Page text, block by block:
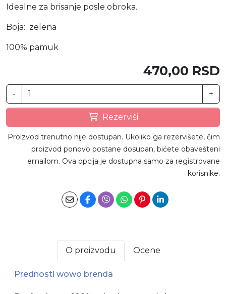
Idealne za brisanje posle obroka.
Boja: zelena
100% pamuk
470,00 RSD
- +
Rezerviši
Proizvod trenutno nije dostupan. Ukoliko ga rezervišete, čim
proizvod ponovo postane dosupan, bićete obavešteni
emailom. Ova opcija je dostupna samo za registrovane
korisnike.
O proizvodu Ocene
Prednosti wowo brenda